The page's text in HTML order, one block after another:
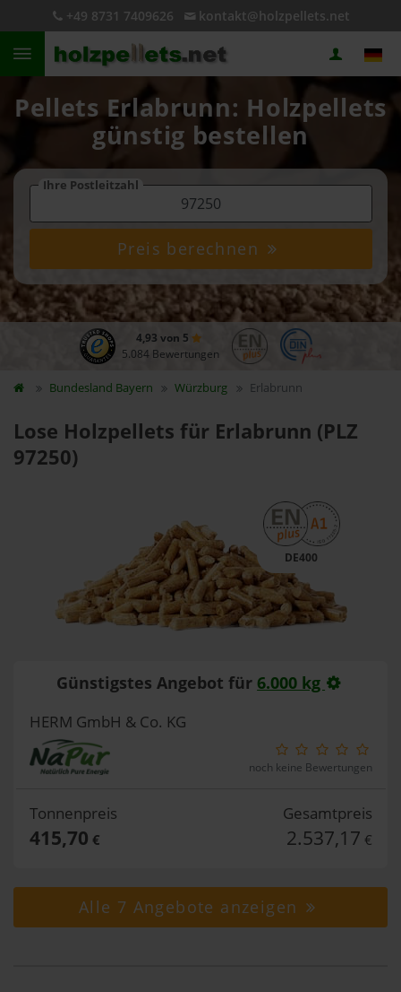
+49 8731 7409626 kontakt@holzpellets.net
Pellets Erlabrunn: Holzpellets
günstig bestellen
Ihre Postleitzahl
Preis berechnen
4,93 von 5
5.084 Bewertungen
Bundesland Bayern Würzburg Erlabrunn
Lose Holzpellets für Erlabrunn (PLZ
97250)
DE400
Günstigstes Angebot für 6.000 kg
HERM GmbH & Co. KG
noch keine Bewertungen
Tonnenpreis
415,70 €
Gesamtpreis
2.537,17 €
Alle 7 Angebote anzeigen